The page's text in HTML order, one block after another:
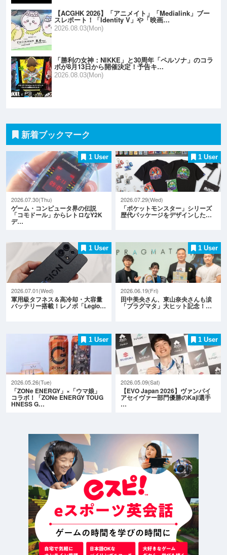
【ACGHK 2026】「アニメイト」「Medialink」ブー
スレポート！「Identity V」や「映画…
2026.08.03(Mon)
「勝利の女神：NIKKE」と30周年「ペルソナ」のコラ
ボが8月13日から開催決定！予告キ…
2026.08.03(Mon)
新着ブックマーク
1 User
2026.07.30(Thu)
ゲーム・コンピュータ界の伝説
「コモドール」からレトロなY2K
デ…
1 User
2026.07.29(Wed)
「ポケットモンスター」シリーズ
歴代パッケージをデザインした…
1 User
2026.07.01(Wed)
軍用級タフネス＆高冷却・大容量
バッテリー搭載！レノボ「Legio…
1 User
2026.06.19(Fri)
田中美央さん、東山奈央さんも涙
「プラグマタ」大ヒット記念！…
1 User
2026.05.26(Tue)
「ZONe ENERGY」×「ウマ娘」
コラボ！「ZONe ENERGY TOUG
HNESS G…
1 User
2026.05.09(Sat)
【EVO Japan 2026】ヴァンパイ
アセイヴァー部門優勝のKaji選手
…